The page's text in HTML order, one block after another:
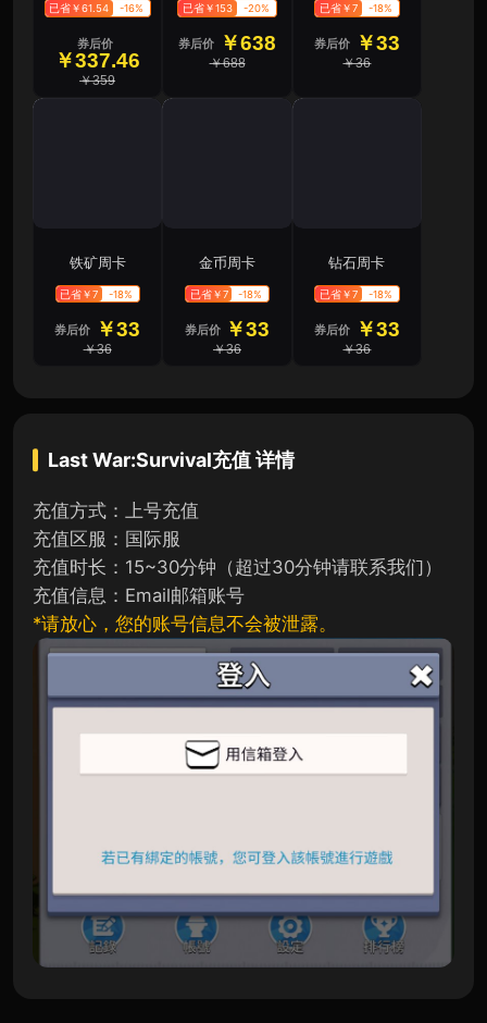
已省￥61.54 -16%
券后价
￥337.46
￥359
已省￥153 -20%
券后价 ￥638
￥688
已省￥7 -18%
券后价 ￥33
￥36
铁矿周卡
已省￥7 -18%
券后价 ￥33
￥36
金币周卡
已省￥7 -18%
券后价 ￥33
￥36
钻石周卡
已省￥7 -18%
券后价 ￥33
￥36
Last War:Survival充值详情
充值方式：上号充值
充值区服：国际服
充值时长：15~30分钟（超过30分钟请联系我们）
充值信息：Email邮箱账号
*请放心，您的账号信息不会被泄露。